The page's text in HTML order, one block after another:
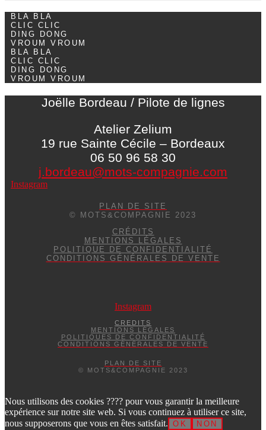
BLA BLA
CLIC CLIC
DING DONG
VROUM VROUM
BLA BLA
CLIC CLIC
DING DONG
VROUM VROUM
Joëlle Bordeau / Pilote de lignes
Atelier Zelium
19 rue Sainte Cécile – Bordeaux
06 50 96 58 30
j.bordeau@mots-compagnie.com
Instagram
PLAN DE SITE
© MOTS&COMPAGNIE 2023
CRÉDITS
MENTIONS LÉGALES
POLITIQUE DE CONFIDENTIALITÉ
CONDITIONS GÉNÉRALES DE VENTE
Instagram
CREDITS
MENTIONS LÉGALES
POLITIQUES DE CONFIDENTIALITÉ
CONDITIONS GÉNÉRALES DE VENTE
PLAN DE SITE
© MOTS&COMPAGNIE 2023
Nous utilisons des cookies ???? pour vous garantir la meilleure
expérience sur notre site web. Si vous continuez à utiliser ce site,
nous supposerons que vous en êtes satisfait. OK NON